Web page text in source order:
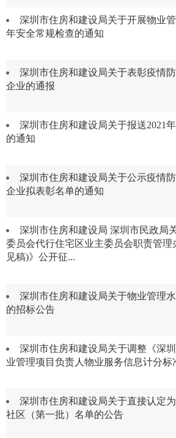
深圳市住房和建设局关于开展物业
年安全常规检查的通知
深圳市住房和建设局关于表彰疫情
企业的通报
深圳市住房和建设局关于报送2021
的通知
深圳市住房和建设局关于公示疫情
企业拟表彰名单的通知
深圳市住房和建设局 深圳市民政局
委员会代行住宅区业主委员会职责管理
见稿)》公开征...
深圳市住房和建设局关于物业管理
的招标公告
深圳市住房和建设局关于调整《深
业管理项目负责人物业服务信息计分标
深圳市住房和建设局关于直接认定
社区（第一批）名单的公告